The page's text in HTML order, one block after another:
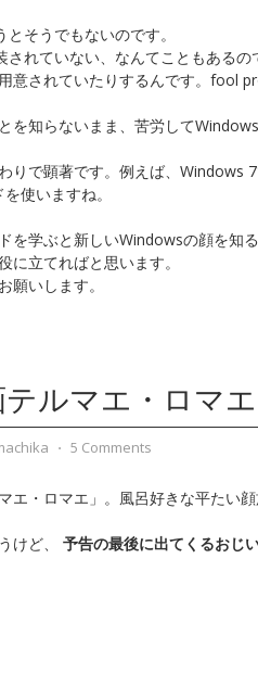
そうでもないのです。
されていない、なんてこともあるの
意されていたりするんです。fool
を知らないまま、苦労して
りで顕著です。例えば、Windows
使いますね。
を学ぶと新しいWindowsの顔を知
に立てればと思います。
願いします。
テルマエ・ロマエ
⋅ 5 Comments
エ・ロマエ」。風呂好きな平たい
けど、 予告の最後に出てくるおじ